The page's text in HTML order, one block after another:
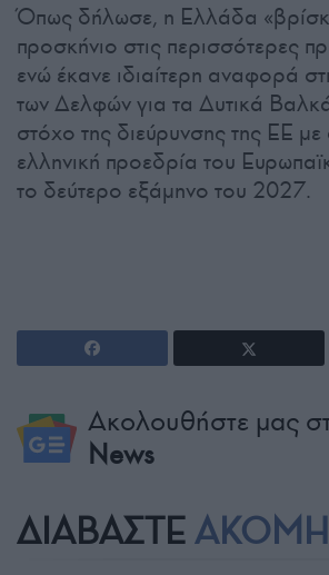
Όπως δήλωσε, η Ελλάδα
προσκήνιο στις περισσότερες
ενώ έκανε ιδιαίτερη αναφορά
των Δελφών για τα Δυτικά
στόχο της διεύρυνσης της ΕΕ με
ελληνική προεδρία του
το δεύτερο εξάμηνο του 2027.
Ακολουθήστε μας
News
ΔΙΑΒΑΣΤΕ ΑΚΟΜΗ